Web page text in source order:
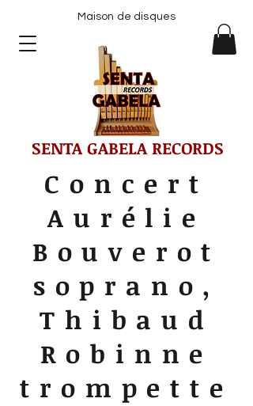
SENTA GABELA RECORDS
Maison de disques
Concert
Aurélie
Bouverot
soprano,
Thibaud
Robinne
trompette